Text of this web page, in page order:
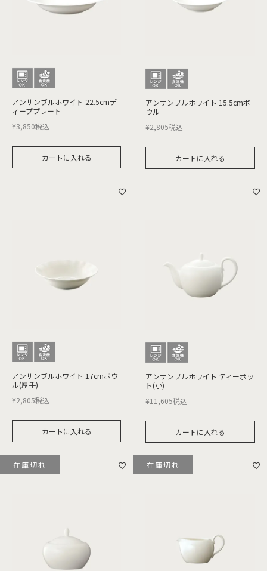
アンサンブルホワイト 22.5cmデ
ィーププレート
¥3,850税込
カートに入れる
アンサンブルホワイト 15.5cmボ
ウル
¥2,805税込
カートに入れる
アンサンブルホワイト 17cmボウ
ル(厚手)
¥2,805税込
カートに入れる
アンサンブルホワイト ティーポッ
ト(小)
¥11,605税込
カートに入れる
在庫切れ 在庫切れ